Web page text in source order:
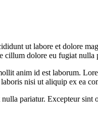
ut labore et dolore
cillum dolore eu fugiat nulla
anim id est laborum.
nisi ut aliquip ex ea
pariatur. Excepteur